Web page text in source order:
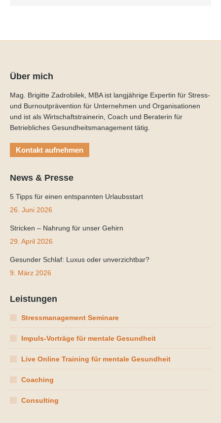
Über mich
Mag. Brigitte Zadrobilek, MBA ist langjährige Expertin für Stress-
und Burnoutprävention für Unternehmen und Organisationen
und ist als Wirtschaftstrainerin, Coach und Beraterin für
Betriebliches Gesundheitsmanagement tätig.
Kontakt aufnehmen
News & Presse
5 Tipps für einen entspannten Urlaubsstart
26. Juni 2026
Stricken – Nahrung für unser Gehirn
29. April 2026
Gesunder Schlaf: Luxus oder unverzichtbar?
9. März 2026
Leistungen
Stressmanagement Seminare
Impuls-Vorträge für mentale Gesundheit
Live Online Training für mentale Gesundheit
Coaching
Consulting